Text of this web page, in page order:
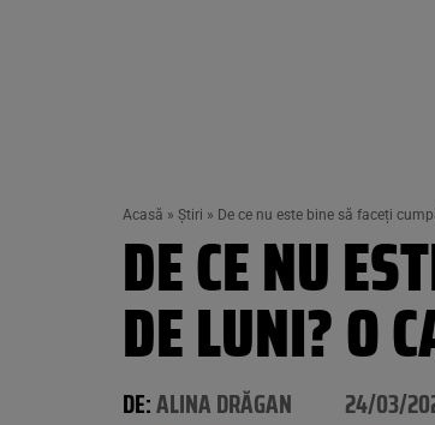
Acasă » Știri » De ce nu este bine să faceți
DE CE NU
DE LUNI? O
DE:ALINA DRĂGAN 24/03/